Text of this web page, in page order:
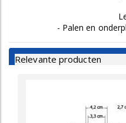
- Palen en
Relevante producten